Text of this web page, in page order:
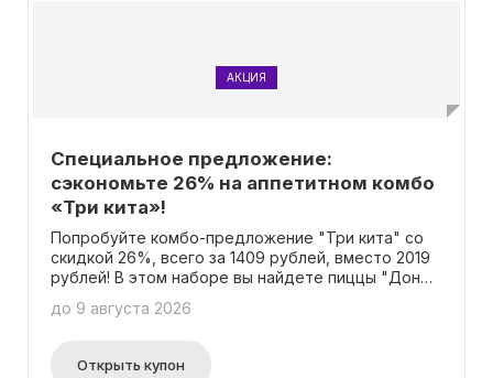
АКЦИЯ
Специальное предложение:
сэкономьте 26% на аппетитном комбо
«Три кита»!
Попробуйте комбо-предложение "Три кита" со
скидкой 26%, всего за 1409 рублей, вместо 2019
рублей! В этом наборе вы найдете пиццы "Дон
получения скидки необходимо использовать
до 9 августа 2026
Открыть купон